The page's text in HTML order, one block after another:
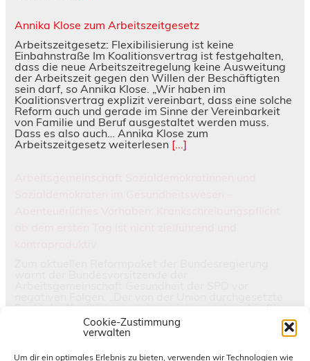
Cookie-Zustimmung
verwalten
Um dir ein optimales Erlebnis zu bieten, verwenden wir Technologien wie
Annika Klose zum Arbeitszeitgesetz
Arbeitszeitgesetz: Flexibilisierung ist keine
Einbahnstraße Im Koalitionsvertrag ist festgehalten,
dass die neue Arbeitszeitregelung keine Ausweitung
der Arbeitszeit gegen den Willen der Beschäftigten
sein darf, so Annika Klose. „Wir haben im
Koalitionsvertrag explizit vereinbart, dass eine solche
Reform auch und gerade im Sinne der Vereinbarkeit
von Familie und Beruf ausgestaltet werden muss.
Dass es also auch… Annika Klose zum
Arbeitszeitgesetz weiterlesen [...]
Punkt der Koalitionsausschusseinigung, dass künftig
bereits ab dem ersten Tag eine ärztliche
Krankschreibung eingeholt werden muss, ist völlig
Arbeitsgemeinschaft Sozialdemokratinnen und